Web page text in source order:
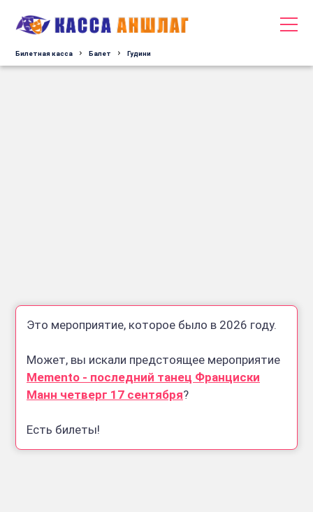
Билетная касса Балет Гудини
Это мероприятие, которое было в 2026 году.
Может, вы искали предстоящее мероприятие
Memento - последний танец Франциски
Манн четверг 17 сентября?
Есть билеты!